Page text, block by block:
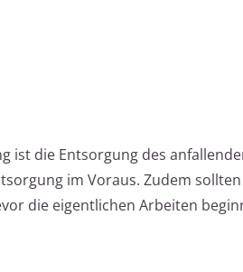
ist die Entsorgung des
im Voraus. Zudem
die eigentlichen Arbeiten